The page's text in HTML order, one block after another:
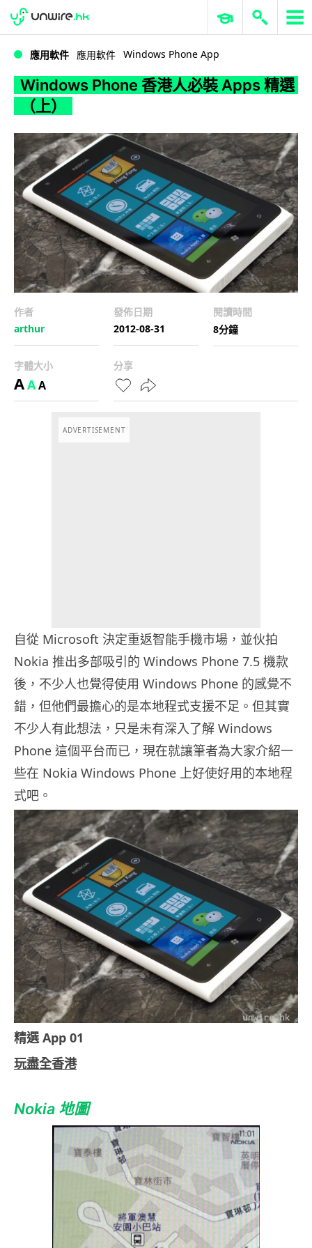
WWDC 2026 ERP 與商業 AI
應用軟件 應用軟件 Windows Phone App
Windows Phone 香港人必裝 Apps 精選
（上）
作者
arthur
發佈日期
2012-08-31
閱讀時間
8分鐘
字體大小
AAA
分享
ADVERTISEMENT
自從 Microsoft 決定重返智能手機市場，並伙拍
Nokia 推出多部吸引的 Windows Phone 7.5 機款
後，不少人也覺得使用 Windows Phone 的感覺不
錯，但他們最擔心的是本地程式支援不足。但其實
不少人有此想法，只是未有深入了解 Windows
Phone 這個平台而已，現在就讓筆者為大家介紹一
些在 Nokia Windows Phone 上好使好用的本地程
式吧。
精選 App 01
玩盡全香港
Nokia 地圖